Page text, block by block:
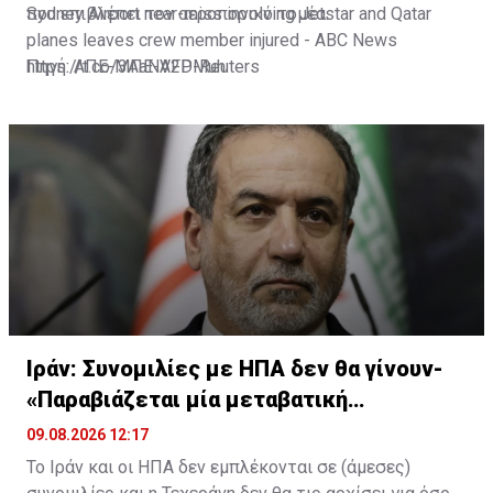
που επιβλέπει τον αεροπορικό τομέα.
Sydney Airport near-miss involving Jetstar and Qatar
planes leaves crew member injured - ABC News
https://t.co/3AaNV2DMuh
Πηγή: ΑΠΕ-ΜΠΕ-AFP-Reuters
Ιράν: Συνομιλίες με ΗΠΑ δεν θα γίνουν-
«Παραβιάζεται μία μεταβατική
συμφωνία»
09.08.2026 12:17
Το Ιράν και οι ΗΠΑ δεν εμπλέκονται σε (άμεσες)